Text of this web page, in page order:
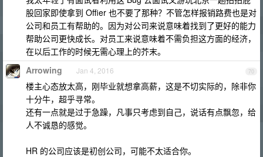
股回家即使拿到 Offier 也不要了那种？不管怎样报销路费也是对
公司和员工有帮助的。因为对公司来说意味着找到了更好的能力
帮助公司更快成长。对员工来说意味着不需负担这方面的经济，
在以后工作的时候无需心理上的芥末。
70
Arrowing Jan 4, 2016
楼主心态放太高，刚毕业就想拿高薪，这是不切实际的，除非你
十分牛，超乎寻常。
还有一点就是过于急躁，凡事只考虑到自己，说话有点飘忽，给
人不诚恳的感觉。
HR 的公司应该是初创公司，可能不太适合你。